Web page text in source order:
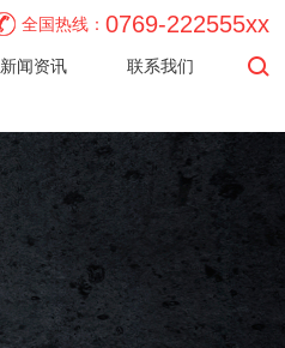
全国热线： 0769-222555xx
新闻资讯 联系我们